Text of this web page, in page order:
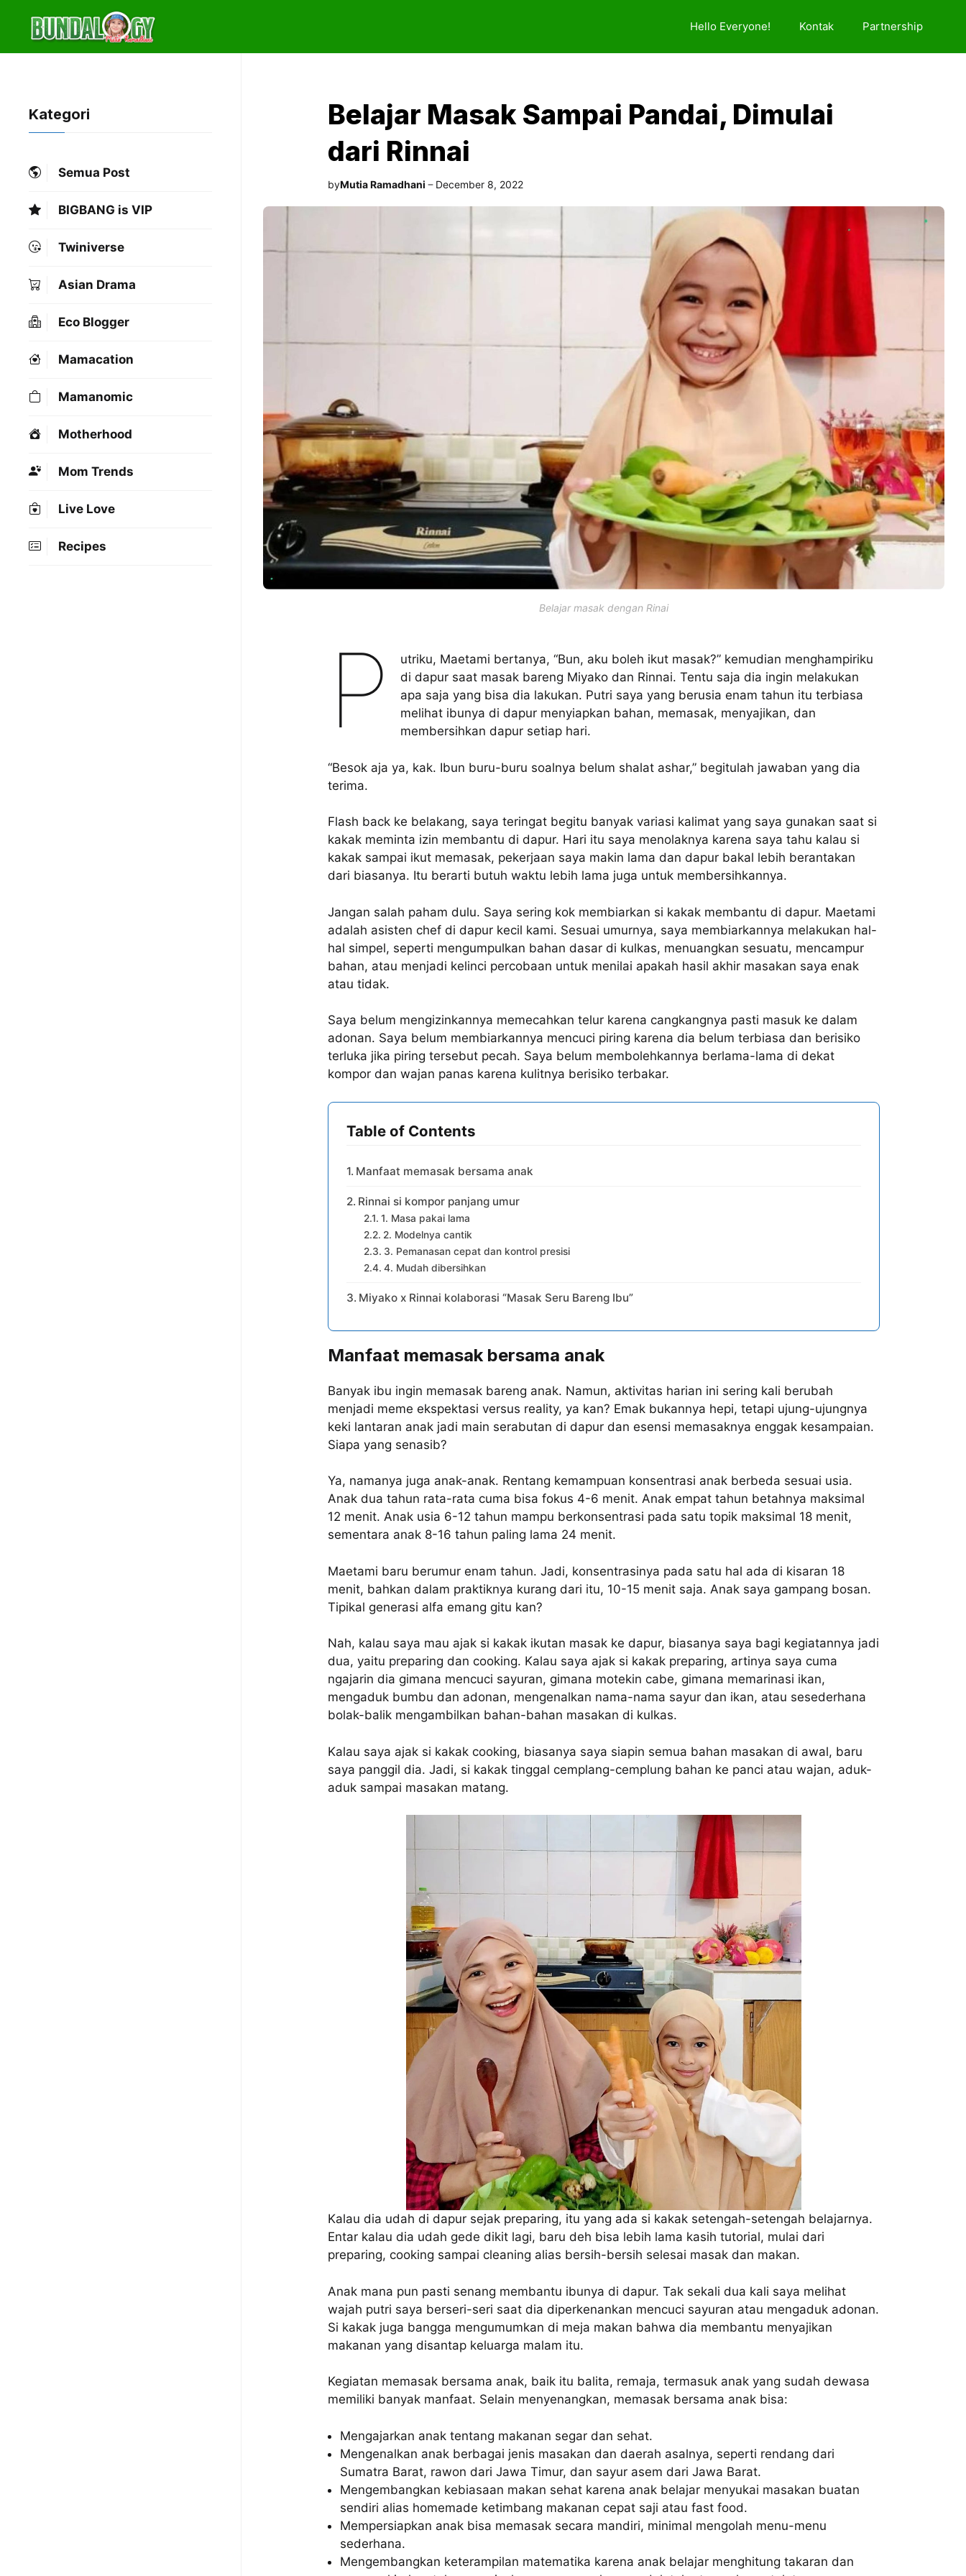
content
Hello Everyone! Kontak Partnership
Belajar Masak Sampai Pandai, Dimulai
dari Rinnai
byMutia Ramadhani December 8, 2022
Belajar masak dengan Rinai
P
utriku, Maetami bertanya, “Bun, aku boleh ikut masak?” kemudian menghampiriku
di dapur saat masak bareng Miyako dan Rinnai. Tentu saja dia ingin melakukan
apa saja yang bisa dia lakukan. Putri saya yang berusia enam tahun itu terbiasa
melihat ibunya di dapur menyiapkan bahan, memasak, menyajikan, dan
membersihkan dapur setiap hari.
“Besok aja ya, kak. Ibun buru-buru soalnya belum shalat ashar,” begitulah jawaban yang dia
terima.
Flash back ke belakang, saya teringat begitu banyak variasi kalimat yang saya gunakan saat si
kakak meminta izin membantu di dapur. Hari itu saya menolaknya karena saya tahu kalau si
kakak sampai ikut memasak, pekerjaan saya makin lama dan dapur bakal lebih berantakan
dari biasanya. Itu berarti butuh waktu lebih lama juga untuk membersihkannya.
Jangan salah paham dulu. Saya sering kok membiarkan si kakak membantu di dapur. Maetami
adalah asisten chef di dapur kecil kami. Sesuai umurnya, saya membiarkannya melakukan hal-
hal simpel, seperti mengumpulkan bahan dasar di kulkas, menuangkan sesuatu, mencampur
bahan, atau menjadi kelinci percobaan untuk menilai apakah hasil akhir masakan saya enak
atau tidak.
Saya belum mengizinkannya memecahkan telur karena cangkangnya pasti masuk ke dalam
adonan. Saya belum membiarkannya mencuci piring karena dia belum terbiasa dan berisiko
terluka jika piring tersebut pecah. Saya belum membolehkannya berlama-lama di dekat
kompor dan wajan panas karena kulitnya berisiko terbakar.
Table of Contents
Manfaat memasak bersama anak
Rinnai si kompor panjang umur
1. Masa pakai lama
2. Modelnya cantik
3. Pemanasan cepat dan kontrol presisi
4. Mudah dibersihkan
Miyako x Rinnai kolaborasi “Masak Seru Bareng Ibu”
Manfaat memasak bersama anak
Banyak ibu ingin memasak bareng anak. Namun, aktivitas harian ini sering kali berubah
menjadi meme ekspektasi versus reality, ya kan? Emak bukannya hepi, tetapi ujung-ujungnya
keki lantaran anak jadi main serabutan di dapur dan esensi memasaknya enggak kesampaian.
Siapa yang senasib?
Ya, namanya juga anak-anak. Rentang kemampuan konsentrasi anak berbeda sesuai usia.
Anak dua tahun rata-rata cuma bisa fokus 4-6 menit. Anak empat tahun betahnya maksimal
12 menit. Anak usia 6-12 tahun mampu berkonsentrasi pada satu topik maksimal 18 menit,
sementara anak 8-16 tahun paling lama 24 menit.
Maetami baru berumur enam tahun. Jadi, konsentrasinya pada satu hal ada di kisaran 18
menit, bahkan dalam praktiknya kurang dari itu, 10-15 menit saja. Anak saya gampang bosan.
Tipikal generasi alfa emang gitu kan?
Nah, kalau saya mau ajak si kakak ikutan masak ke dapur, biasanya saya bagi kegiatannya jadi
dua, yaitu preparing dan cooking. Kalau saya ajak si kakak preparing, artinya saya cuma
ngajarin dia gimana mencuci sayuran, gimana motekin cabe, gimana memarinasi ikan,
mengaduk bumbu dan adonan, mengenalkan nama-nama sayur dan ikan, atau sesederhana
bolak-balik mengambilkan bahan-bahan masakan di kulkas.
Kalau saya ajak si kakak cooking, biasanya saya siapin semua bahan masakan di awal, baru
saya panggil dia. Jadi, si kakak tinggal cemplang-cemplung bahan ke panci atau wajan, aduk-
aduk sampai masakan matang.
Kalau dia udah di dapur sejak preparing, itu yang ada si kakak setengah-setengah belajarnya.
Entar kalau dia udah gede dikit lagi, baru deh bisa lebih lama kasih tutorial, mulai dari
preparing, cooking sampai cleaning alias bersih-bersih selesai masak dan makan.
Anak mana pun pasti senang membantu ibunya di dapur. Tak sekali dua kali saya melihat
wajah putri saya berseri-seri saat dia diperkenankan mencuci sayuran atau mengaduk adonan.
Si kakak juga bangga mengumumkan di meja makan bahwa dia membantu menyajikan
makanan yang disantap keluarga malam itu.
Kegiatan memasak bersama anak, baik itu balita, remaja, termasuk anak yang sudah dewasa
memiliki banyak manfaat. Selain menyenangkan, memasak bersama anak bisa:
Mengajarkan anak tentang makanan segar dan sehat.
Mengenalkan anak berbagai jenis masakan dan daerah asalnya, seperti rendang dari
Sumatra Barat, rawon dari Jawa Timur, dan sayur asem dari Jawa Barat.
Mengembangkan kebiasaan makan sehat karena anak belajar menyukai masakan buatan
sendiri alias homemade ketimbang makanan cepat saji atau fast food.
Mempersiapkan anak bisa memasak secara mandiri, minimal mengolah menu-menu
sederhana.
Mengembangkan keterampilan matematika karena anak belajar menghitung takaran dan
Kategori
Semua Post
BIGBANG is VIP
Twiniverse
Asian Drama
Eco Blogger
Mamacation
Mamanomic
Motherhood
Mom Trends
Live Love
Recipes